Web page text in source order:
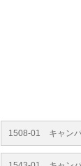
1508-01 キャンバ